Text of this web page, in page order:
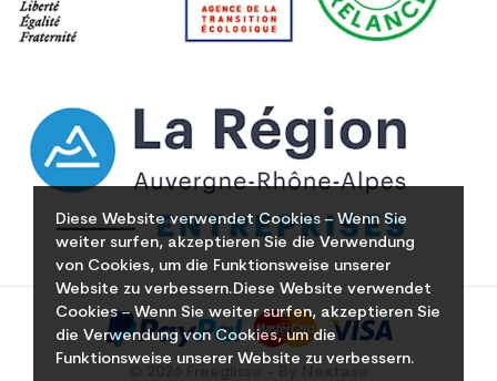
Diese Website verwendet Cookies – Wenn Sie
weiter surfen, akzeptieren Sie die Verwendung
von Cookies, um die Funktionsweise unserer
Website zu verbessern.Diese Website verwendet
Cookies – Wenn Sie weiter surfen, akzeptieren Sie
die Verwendung von Cookies, um die
Funktionsweise unserer Website zu verbessern.